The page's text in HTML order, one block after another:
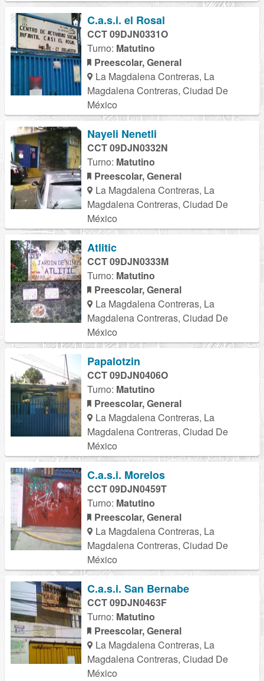
C.a.s.i. el Rosal
CCT 09DJN0331O
Turno: Matutino
Preescolar, General
La Magdalena Contreras, La
Magdalena Contreras, Ciudad De
México
Nayeli Nenetli
CCT 09DJN0332N
Turno: Matutino
Preescolar, General
La Magdalena Contreras, La
Magdalena Contreras, Ciudad De
México
Atlitic
CCT 09DJN0333M
Turno: Matutino
Preescolar, General
La Magdalena Contreras, La
Magdalena Contreras, Ciudad De
México
Papalotzin
CCT 09DJN0406O
Turno: Matutino
Preescolar, General
La Magdalena Contreras, La
Magdalena Contreras, Ciudad De
México
C.a.s.i. Morelos
CCT 09DJN0459T
Turno: Matutino
Preescolar, General
La Magdalena Contreras, La
Magdalena Contreras, Ciudad De
México
C.a.s.i. San Bernabe
CCT 09DJN0463F
Turno: Matutino
Preescolar, General
La Magdalena Contreras, La
Magdalena Contreras, Ciudad De
México